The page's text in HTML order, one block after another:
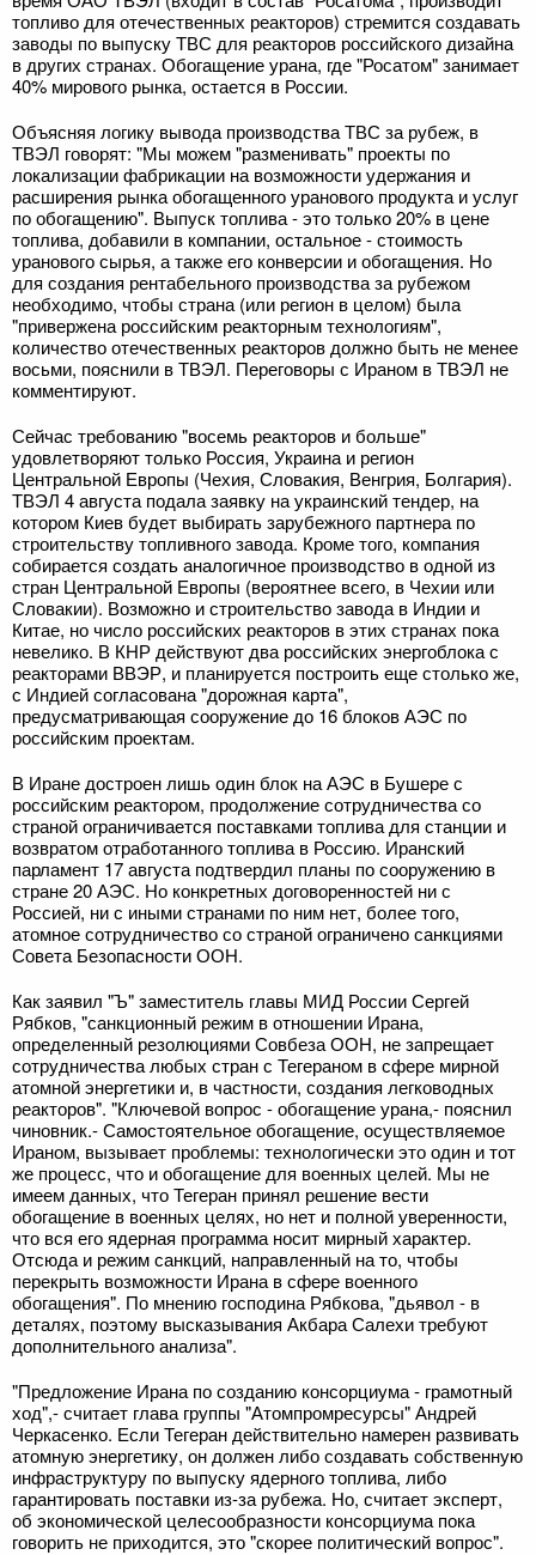
топливо для отечественных реакторов) стремится создавать
заводы по выпуску ТВС для реакторов российского дизайна
в других странах. Обогащение урана, где "Росатом" занимает
40% мирового рынка, остается в России.
Объясняя логику вывода производства ТВС за рубеж, в
ТВЭЛ говорят: "Мы можем "разменивать" проекты по
локализации фабрикации на возможности удержания и
расширения рынка обогащенного уранового продукта и услуг
по обогащению". Выпуск топлива - это только 20% в цене
топлива, добавили в компании, остальное - стоимость
уранового сырья, а также его конверсии и обогащения. Но
для создания рентабельного производства за рубежом
необходимо, чтобы страна (или регион в целом) была
"привержена российским реакторным технологиям",
количество отечественных реакторов должно быть не менее
восьми, пояснили в ТВЭЛ. Переговоры с Ираном в ТВЭЛ не
комментируют.
Сейчас требованию "восемь реакторов и больше"
удовлетворяют только Россия, Украина и регион
Центральной Европы (Чехия, Словакия, Венгрия, Болгария).
ТВЭЛ 4 августа подала заявку на украинский тендер, на
котором Киев будет выбирать зарубежного партнера по
строительству топливного завода. Кроме того, компания
собирается создать аналогичное производство в одной из
стран Центральной Европы (вероятнее всего, в Чехии или
Словакии). Возможно и строительство завода в Индии и
Китае, но число российских реакторов в этих странах пока
невелико. В КНР действуют два российских энергоблока с
реакторами ВВЭР, и планируется построить еще столько же,
с Индией согласована "дорожная карта",
предусматривающая сооружение до 16 блоков АЭС по
российским проектам.
В Иране достроен лишь один блок на АЭС в Бушере с
российским реактором, продолжение сотрудничества со
страной ограничивается поставками топлива для станции и
возвратом отработанного топлива в Россию. Иранский
парламент 17 августа подтвердил планы по сооружению в
стране 20 АЭС. Но конкретных договоренностей ни с
Россией, ни с иными странами по ним нет, более того,
атомное сотрудничество со страной ограничено санкциями
Совета Безопасности ООН.
Как заявил "Ъ" заместитель главы МИД России Сергей
Рябков, "санкционный режим в отношении Ирана,
определенный резолюциями Совбеза ООН, не запрещает
сотрудничества любых стран с Тегераном в сфере мирной
атомной энергетики и, в частности, создания легководных
реакторов". "Ключевой вопрос - обогащение урана,- пояснил
чиновник.- Самостоятельное обогащение, осуществляемое
Ираном, вызывает проблемы: технологически это один и тот
же процесс, что и обогащение для военных целей. Мы не
имеем данных, что Тегеран принял решение вести
обогащение в военных целях, но нет и полной уверенности,
что вся его ядерная программа носит мирный характер.
Отсюда и режим санкций, направленный на то, чтобы
перекрыть возможности Ирана в сфере военного
обогащения". По мнению господина Рябкова, "дьявол - в
деталях, поэтому высказывания Акбара Салехи требуют
дополнительного анализа".
"Предложение Ирана по созданию консорциума - грамотный
ход",- считает глава группы "Атомпромресурсы" Андрей
Черкасенко. Если Тегеран действительно намерен развивать
атомную энергетику, он должен либо создавать собственную
инфраструктуру по выпуску ядерного топлива, либо
гарантировать поставки из-за рубежа. Но, считает эксперт,
об экономической целесообразности консорциума пока
говорить не приходится, это "скорее политический вопрос".